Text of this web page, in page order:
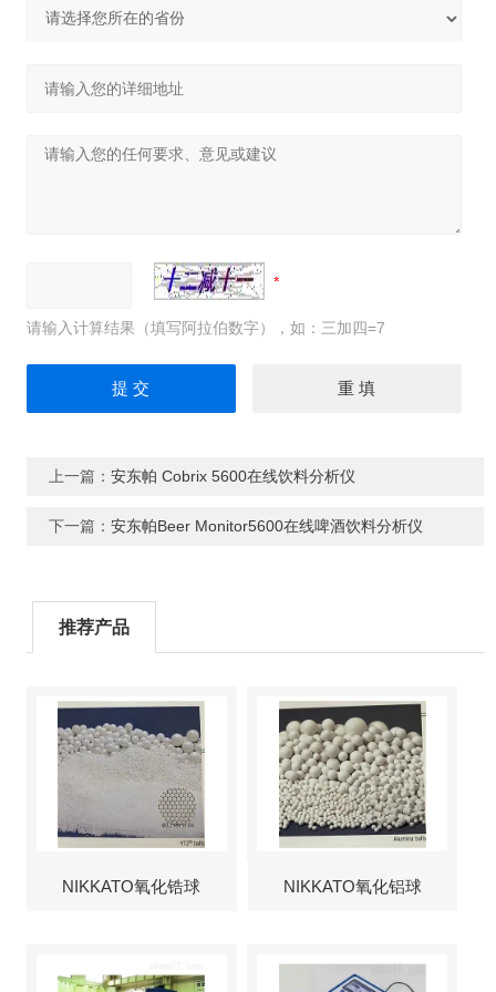
请输入计算结果（填写阿拉伯数字），如：三加四=7
上一篇： 安东帕 Cobrix 5600在线饮料分析仪
下一篇： 安东帕Beer Monitor5600在线啤酒饮料分析仪
推荐产品
NIKKATO氧化锆球 NIKKATO氧化铝球